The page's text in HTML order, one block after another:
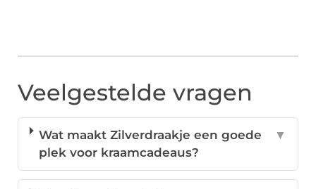
Veelgestelde vragen
Wat maakt Zilverdraakje een goede
plek voor kraamcadeaus?
▼